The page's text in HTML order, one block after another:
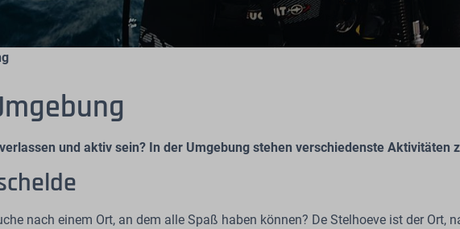
und aktiv sein? In der Umgebung stehen verschiedenste Aktivitäten
nach einem Ort, an dem alle Spaß haben können? De Stelhoeve ist der Ort,